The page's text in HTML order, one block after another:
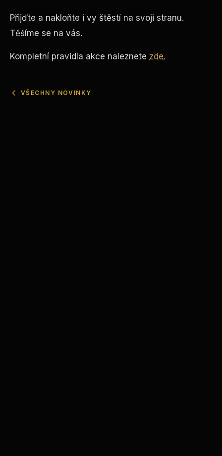
Přijďte a nakloňte i vy štěstí na svoji stranu.
Těšíme se na vás.
Kompletní pravidla akce naleznete zde.
VŠECHNY NOVINKY